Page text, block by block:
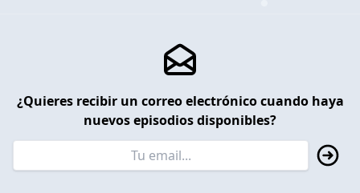
¿Quieres recibir un correo electrónico cuando haya
nuevos episodios disponibles?